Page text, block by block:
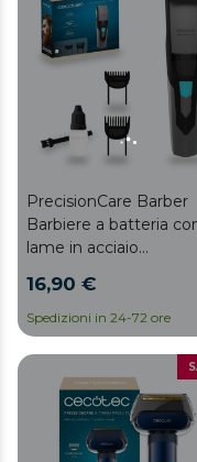
PrecisionCare Barber
Barbiere a batteria
lame in acciaio
10 mm e un altro da 11
20 mm e
1 ora di utilizzo.
16,90 €
Spedizioni in 24-72 ore